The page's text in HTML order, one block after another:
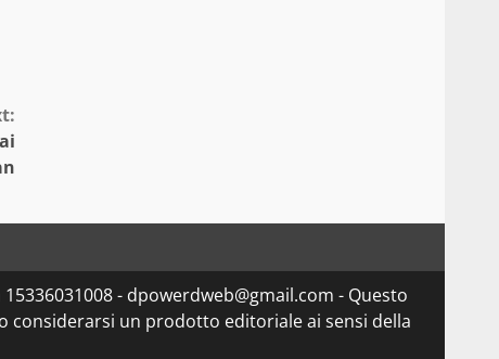
- dpowerdweb@gmail.com - Questo
considerarsi un prodotto editoriale ai sensi della